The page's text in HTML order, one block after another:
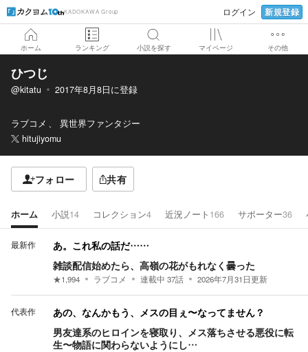
KADOKAWA Group ログイン 新規登録
ホーム ランキング 小説を探す マイページ その他
ひつじ
@kitatu 2017年8月8日に登録
ラブコメ
異世界ファンタジー
hitujiyomu
フォロー 共有
ホーム 小説14 コレクション4 近況ノート 166 サポーター36
最新作 あ。これ私の話だ……
雑談配信始めたら、高嶺の花がもれなく曇った
★1,994 ラブコメ 連載中 37話 2026年7月31日更新
代表作 あの、なんかもう、メスの目ぇ〜なってません？
男友達系のヒロインを寝取り、メス落ちさせる悪役に転
生〜物語に関わらないようにし…